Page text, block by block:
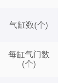
气缸数(个)
每缸气门数
(个)